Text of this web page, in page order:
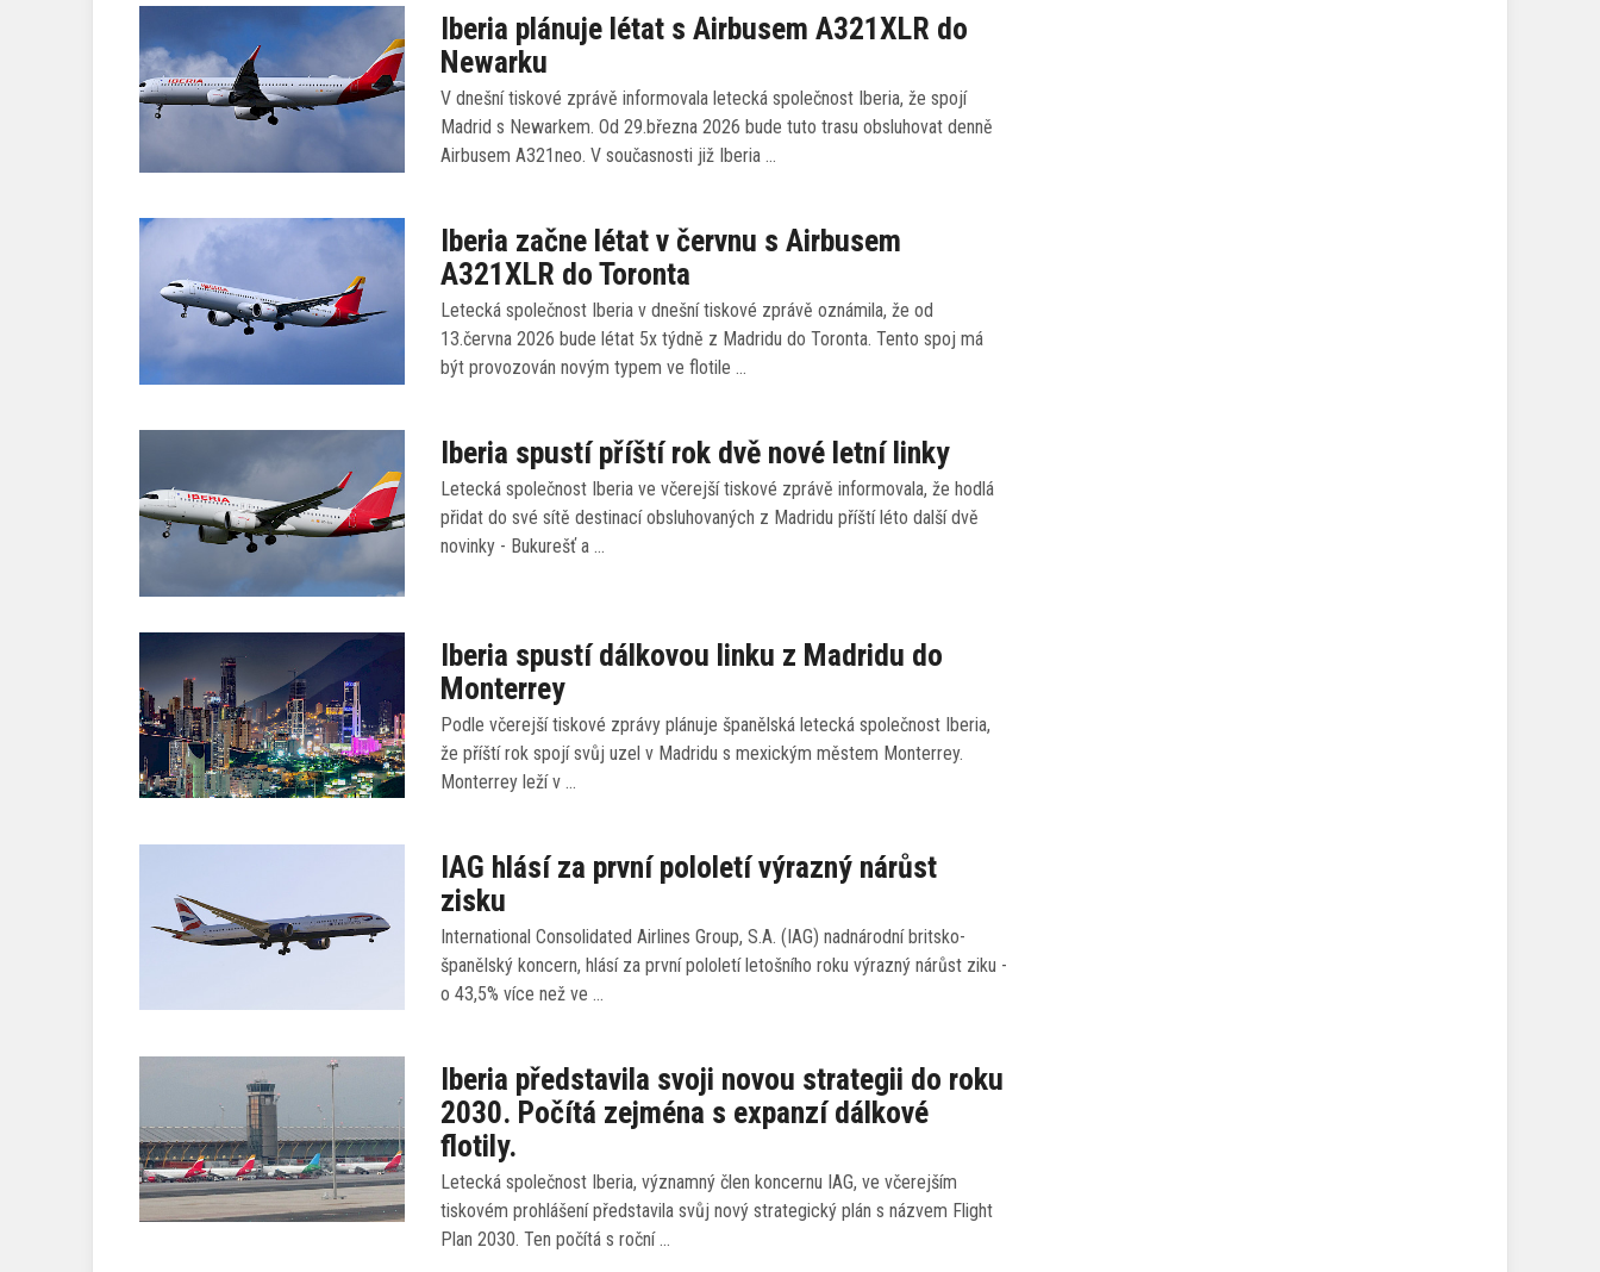
Iberia plánuje létat s Airbusem A321XLR do
Newarku
V dnešní tiskové zprávě informovala letecká společnost Iberia, že spojí
Madrid s Newarkem. Od 29.března 2026 bude tuto trasu obsluhovat denně
Airbusem A321neo. V současnosti již Iberia …
Iberia začne létat v červnu s Airbusem
A321XLR do Toronta
Letecká společnost Iberia v dnešní tiskové zprávě oznámila, že od
13.června 2026 bude létat 5x týdně z Madridu do Toronta. Tento spoj má
být provozován novým typem ve flotile …
Iberia spustí příští rok dvě nové letní linky
Letecká společnost Iberia ve včerejší tiskové zprávě informovala, že hodlá
přidat do své sítě destinací obsluhovaných z Madridu příští léto další dvě
novinky - Bukurešť a …
Iberia spustí dálkovou linku z Madridu do
Monterrey
Podle včerejší tiskové zprávy plánuje španělská letecká společnost Iberia,
že příští rok spojí svůj uzel v Madridu s mexickým městem Monterrey.
Monterrey leží v …
IAG hlásí za první pololetí výrazný nárůst
zisku
International Consolidated Airlines Group, S.A. (IAG) nadnárodní britsko-
španělský koncern, hlásí za první pololetí letošního roku výrazný nárůst ziku -
o 43,5% více než ve …
Iberia představila svoji novou strategii do roku
2030. Počítá zejména s expanzí dálkové
flotily.
Letecká společnost Iberia, významný člen koncernu IAG, ve včerejším
tiskovém prohlášení představila svůj nový strategický plán s názvem Flight
Plan 2030. Ten počítá s roční …